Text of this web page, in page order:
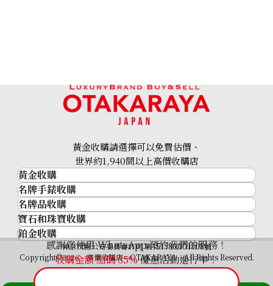
Louis Vuitton Mahina Blossom Handbag M21849
參考回收價
HKD 16,081.01
感謝您使用 WhatsApp 預約我們的服務！
收購金額 加碼35%優惠活動進行中！
黃金收購請選擇可以免費估價、
世界約1,940間以上高價收購店
黃金收購
黃金･金條
金條
金幣及銀幣
過去十年黃金價格
金飾
金戒指
名牌手錶收購
名牌手錶收購
勞力士 (Rolex)
Patek Philippe
Audemars Piguet
Vacheron Constantin
A. Lange & Söhne
名牌品收購
名牌品收購
HERMES
LOUIS VUITTON
CHANEL
卡地亞（Cartier）
寶石和珠寶收購
寶石和珠寶
祖母綠
藍寶石
鉑金收購
神奈川縣公安委員會許可 第451380001308號
Copyright©2026 高價收購店—OTAKARAYA All Rights Reserved.